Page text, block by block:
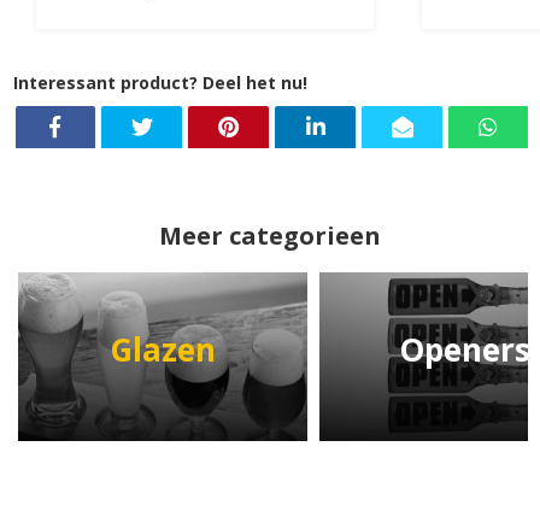
Interessant product? Deel het nu!
Meer categorieen
Glazen Openers